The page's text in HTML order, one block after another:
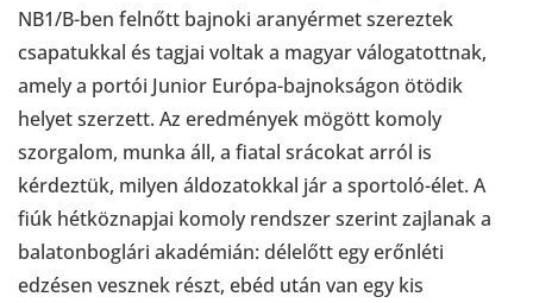
NB1/B-ben felnőtt bajnoki aranyérmet szereztek
csapatukkal és tagjai voltak a magyar válogatottnak,
amely a portói Junior Európa-bajnokságon ötödik
helyet szerzett. Az eredmények mögött komoly
szorgalom, munka áll, a fiatal srácokat arról is
kérdeztük, milyen áldozatokkal jár a sportoló-élet. A
fiúk hétköznapjai komoly rendszer szerint zajlanak a
balatonboglári akadémián: délelőtt egy erőnléti
edzésen vesznek részt, ebéd után van egy kis